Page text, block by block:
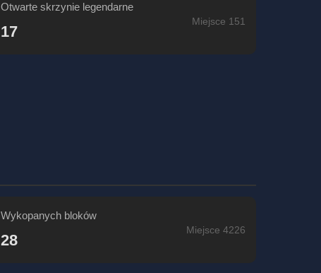
Otwarte skrzynie legendarne
17
Miejsce 151
Wykopanych bloków
28
Miejsce 4226